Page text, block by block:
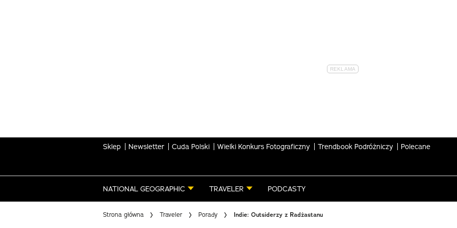
Sklep Newsletter Cuda Polski Wielki Konkurs Fotograficzny Trendbook Podróżniczy Polecane
NATIONAL GEOGRAPHIC TRAVELER PODCASTY
Strona główna Traveler Porady Indie: Outsiderzy z Radżastanu